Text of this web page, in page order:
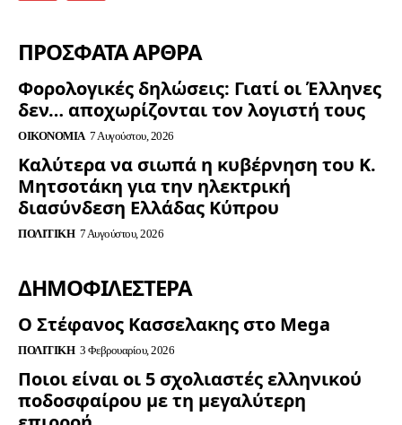
ΠΡΟΣΦΑΤΑ ΑΡΘΡΑ
Φορολογικές δηλώσεις: Γιατί οι Έλληνες
δεν… αποχωρίζονται τον λογιστή τους
ΟΙΚΟΝΟΜΊΑ 7 Αυγούστου, 2026
Καλύτερα να σιωπά η κυβέρνηση του Κ.
Μητσοτάκη για την ηλεκτρική
διασύνδεση Ελλάδας Κύπρου
ΠΟΛΙΤΙΚΉ 7 Αυγούστου, 2026
ΔΗΜΟΦΙΛΈΣΤΕΡΑ
Ο Στέφανος Κασσελακης στο Mega
ΠΟΛΙΤΙΚΉ 3 Φεβρουαρίου, 2026
Ποιοι είναι οι 5 σχολιαστές ελληνικού
ποδοσφαίρου με τη μεγαλύτερη